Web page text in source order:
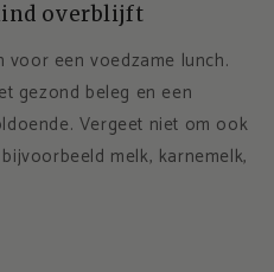
overblijft
een voedzame lunch.
gezond beleg en een
Vergeet niet om ook
melk, karnemelk,